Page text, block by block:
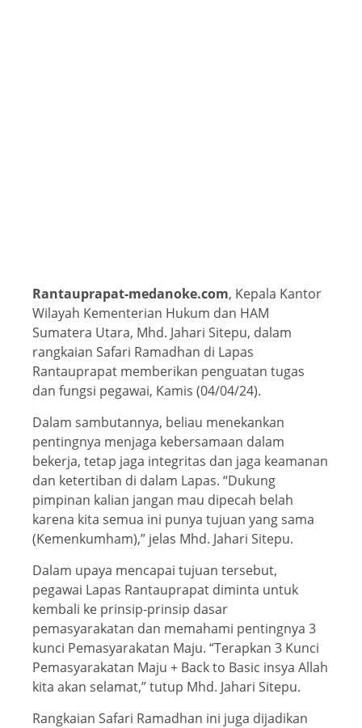
Rantauprapat-medanoke.com, Kepala Kantor
Wilayah Kementerian Hukum dan HAM
Sumatera Utara, Mhd. Jahari Sitepu, dalam
rangkaian Safari Ramadhan di Lapas
Rantauprapat memberikan penguatan tugas
dan fungsi pegawai, Kamis (04/04/24).
Dalam sambutannya, beliau menekankan
pentingnya menjaga kebersamaan dalam
bekerja, tetap jaga integritas dan jaga keamanan
dan ketertiban di dalam Lapas. “Dukung
pimpinan kalian jangan mau dipecah belah
karena kita semua ini punya tujuan yang sama
(Kemenkumham),” jelas Mhd. Jahari Sitepu.
Dalam upaya mencapai tujuan tersebut,
pegawai Lapas Rantauprapat diminta untuk
kembali ke prinsip-prinsip dasar
pemasyarakatan dan memahami pentingnya 3
kunci Pemasyarakatan Maju. “Terapkan 3 Kunci
Pemasyarakatan Maju + Back to Basic insya Allah
kita akan selamat,” tutup Mhd. Jahari Sitepu.
Rangkaian Safari Ramadhan ini juga dijadikan